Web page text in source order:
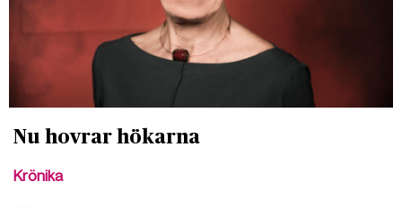
Nu hovrar hökarna
Krönika